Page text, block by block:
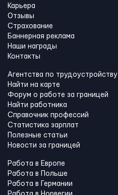
Карьера
Отзывы
Страхование
Баннерная реклама
Наши награды
Контакты
Агентства по трудоустройству
Найти на карте
Форум о работе за границей
Найти работника
Справочник профессий
Статистика зарплат
Полезные статьи
Новости за границей
Работа в Европе
Работа в Польше
Работа в Германии